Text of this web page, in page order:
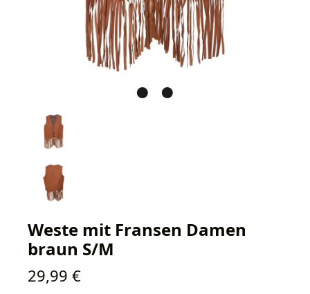
Weste mit Fransen Damen
braun S/M
Regulärer Preis:
29,99 €